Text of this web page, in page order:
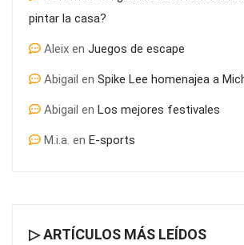
pintar la casa?
Aleix en Juegos de escape
Abigail en Spike Lee homenajea a
Abigail en Los mejores festivales
M.i.a. en E-sports
▷ ARTÍCULOS MÁS LEÍDOS